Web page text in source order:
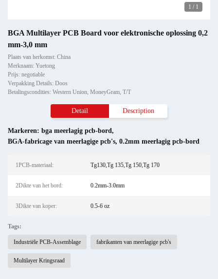
1 / 1
BGA Multilayer PCB Board voor elektronische oplossing 0,2
mm-3,0 mm
Plaats van herkomst: China
Merknaam: Yuetong
Prijs: negotiable
Verpakking Details: Doos
Betalingscondities: Western Union, MoneyGram, T/T
Detail Description
Markeren: bga meerlagig pcb-bord,
BGA-fabricage van meerlagige pcb's, 0.2mm meerlagig pcb-bord
1PCB-materiaal: Tg130,Tg 135,Tg 150,Tg 170
2Dikte van het bord: 0.2mm-3.0mm
3Dikte van koper: 0.5-6 oz
Tags:
Industriële PCB-Assemblage fabrikanten van meerlagige pcb's
Multilayer Kringsraad